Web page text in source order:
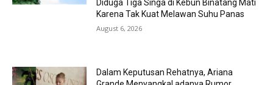
Diduga Tiga Singa di Kebun Binatang Mati
Karena Tak Kuat Melawan Suhu Panas
August 6, 2026
Dalam Keputusan Rehatnya, Ariana